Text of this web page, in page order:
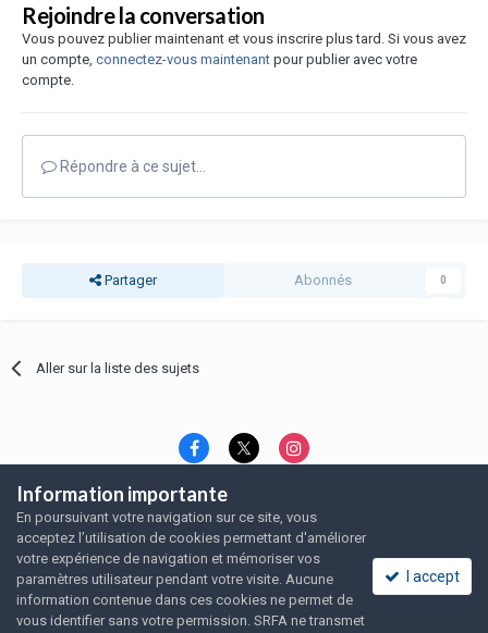
Rejoindre la conversation
Vous pouvez publier maintenant et vous inscrire plus tard. Si vous avez
un compte, connectez-vous maintenant pour publier avec votre
compte.
Répondre à ce sujet…
Partager Abonnés 0
Aller sur la liste des sujets
Langue Thème
Politique de confidentialité
Nous contacter
Nous contacter
SRFA, l'association des amoureux du rat domestique
Powered by Invision Community
Information importante
En poursuivant votre navigation sur ce site, vous
acceptez l’utilisation de cookies permettant d'améliorer
votre expérience de navigation et mémoriser vos
paramètres utilisateur pendant votre visite. Aucune
information contenue dans ces cookies ne permet de
vous identifier sans votre permission. SRFA ne transmet
I accept